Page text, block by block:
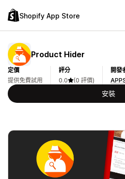
Shopify App Store
Product Hider
定價
提供免費試用
評分
0.0
(0 評價)
開發
安裝